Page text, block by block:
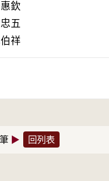
欽
五
祥
▶ 回列表